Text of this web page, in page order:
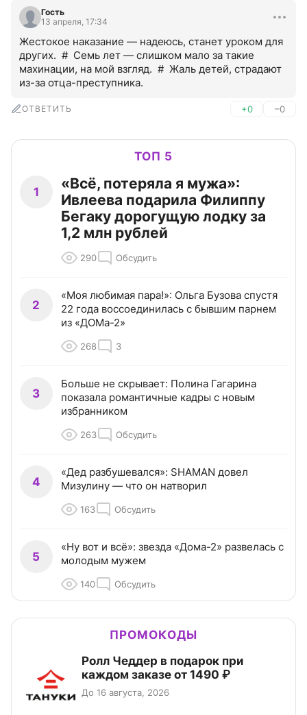
Гость
13 апреля, 17:34
Жестокое наказание — надеюсь, станет уроком для
других.  #  Семь лет — слишком мало за такие
махинации, на мой взгляд.  #  Жаль детей, страдают
из-за отца-преступника.
ОТВЕТИТЬ +0 –0
ТОП 5
1
«Всё, потеряла я мужа»:
Ивлеева подарила Филиппу
Бегаку дорогущую лодку за
1,2 млн рублей
290 Обсудить
2
«Моя любимая пара!»: Ольга Бузова спустя
22 года воссоединилась с бывшим парнем
из «ДОМа-2»
268 3
3
Больше не скрывает: Полина Гагарина
показала романтичные кадры с новым
избранником
263 Обсудить
4
«Дед разбушевался»: SHAMAN довел
Мизулину — что он натворил
163 Обсудить
5
«Ну вот и всё»: звезда «Дома-2» развелась с
молодым мужем
140 Обсудить
ПРОМОКОДЫ
Ролл Чеддер в подарок при
каждом заказе от 1490 ₽
До 16 августа, 2026